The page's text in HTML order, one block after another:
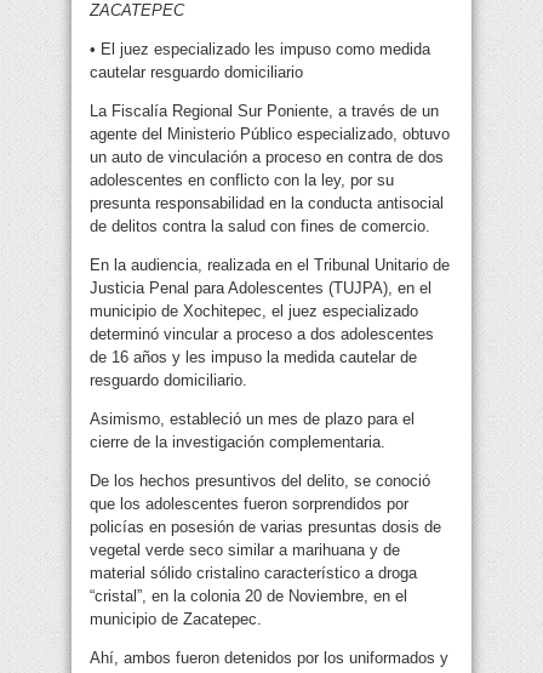
ZACATEPEC
• El juez especializado les impuso como medida
cautelar resguardo domiciliario
La Fiscalía Regional Sur Poniente, a través de un
agente del Ministerio Público especializado, obtuvo
un auto de vinculación a proceso en contra de dos
adolescentes en conflicto con la ley, por su
presunta responsabilidad en la conducta antisocial
de delitos contra la salud con fines de comercio.
En la audiencia, realizada en el Tribunal Unitario de
Justicia Penal para Adolescentes (TUJPA), en el
municipio de Xochitepec, el juez especializado
determinó vincular a proceso a dos adolescentes
de 16 años y les impuso la medida cautelar de
resguardo domiciliario.
Asimismo, estableció un mes de plazo para el
cierre de la investigación complementaria.
De los hechos presuntivos del delito, se conoció
que los adolescentes fueron sorprendidos por
policías en posesión de varias presuntas dosis de
vegetal verde seco similar a marihuana y de
material sólido cristalino característico a droga
“cristal”, en la colonia 20 de Noviembre, en el
municipio de Zacatepec.
Ahí, ambos fueron detenidos por los uniformados y